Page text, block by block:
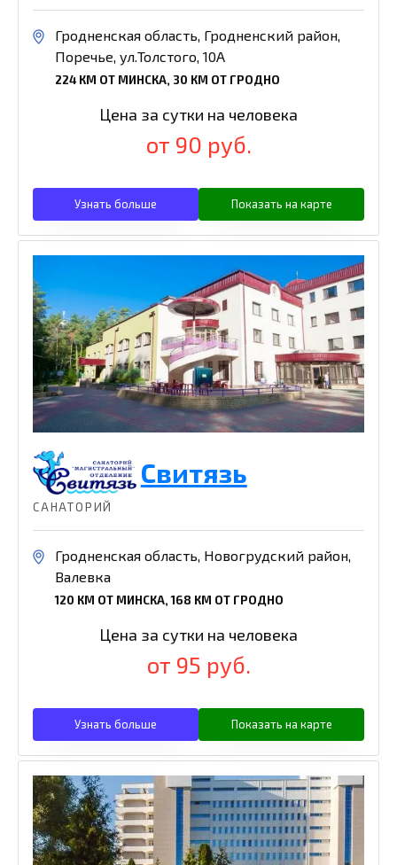
Гродненская область, Гродненский район,
Поречье, ул.Толстого, 10А
224 КМ ОТ МИНСКА, 30 КМ ОТ ГРОДНО
Цена за сутки на человека
от 90 руб.
Узнать больше Показать на карте
Свитязь
САНАТОРИЙ
Гродненская область, Новогрудский район,
Валевка
120 КМ ОТ МИНСКА, 168 КМ ОТ ГРОДНО
Цена за сутки на человека
от 95 руб.
Узнать больше Показать на карте